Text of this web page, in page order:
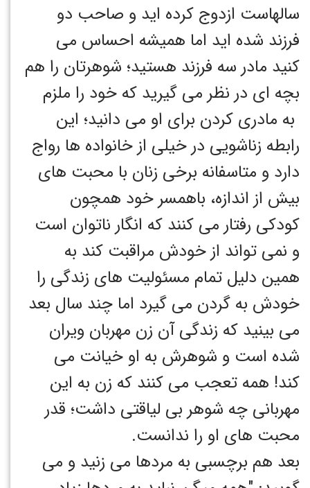
سالهاست ازدوج کرده اید و صاحب دو
فرزند شده اید اما همیشه احساس می
کنید مادر سه فرزند هستید؛ شوهرتان را هم
بچه ای در نظر می گیرید که خود را ملزم
به مادری کردن برای او می دانید؛ این
رابطه زناشویی در خیلی از خانواده ها رواج
دارد و متاسفانه برخی زنان با محبت های
بیش از اندازه، باهمسر خود همچون
کودکی رفتار می کنند که انگار ناتوان است
و نمی تواند از خودش مراقبت کند به
همین دلیل تمام مسئولیت های زندگی را
خودش به گردن می گیرد اما چند سال بعد
می بینید که زندگی آن زن مهربان ویران
شده است و شوهرش به او خیانت می
کند! همه تعجب می کنند که زن به این
مهربانی چه شوهر بی لیاقتی داشت؛ قدر
محبت های او را ندانست.
بعد هم برچسبی به مردها می زنید و می